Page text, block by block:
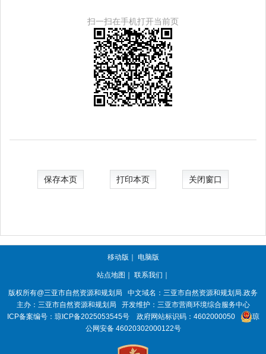
扫一扫在手机打开当前页
保存本页 打印本页 关闭窗口
移动版 ｜ 电脑版
站点地图 ｜ 联系我们 ｜
版权所有@三亚市自然资源和规划局
中文域名：三亚市自然资源和规划局.政务
主办：三亚市自然资源和规划局
开发维护：三亚市营商环境综合服务中心
ICP备案编号： 琼ICP备2025053545号 政府网站标识码： 4602000050
琼
公网安备 46020302000122号